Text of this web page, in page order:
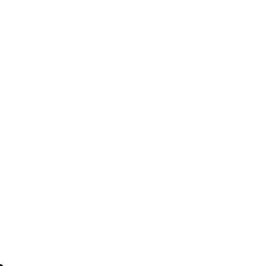
sociedad y mucho más.